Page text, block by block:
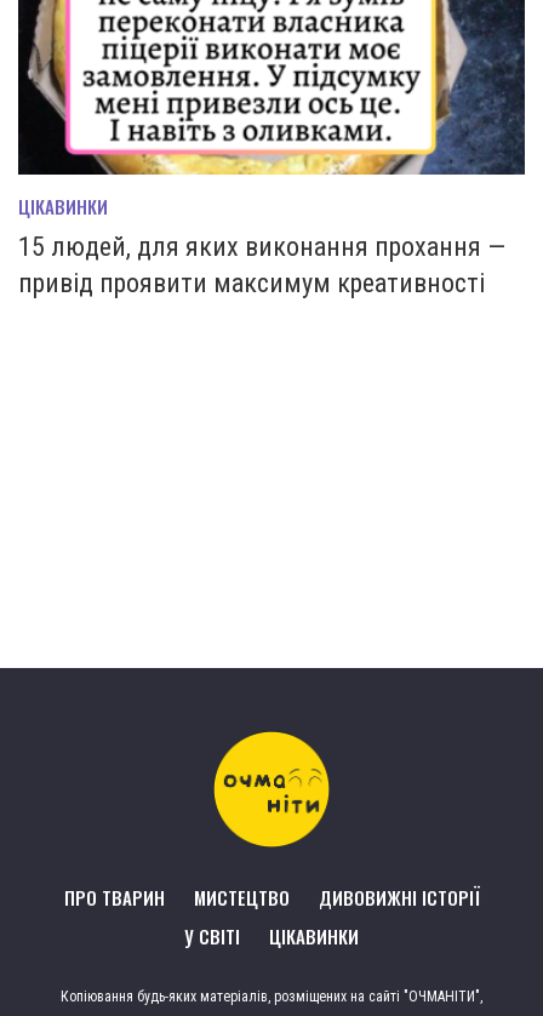
ЦІКАВИНКИ
15 людей, для яких виконання прохання —
привід проявити максимум креативності
ПРО ТВАРИН МИСТЕЦТВО
ДИВОВИЖНІ ІСТОРІЇ
У СВІТІ
ЦІКАВИНКИ
Копіювання будь-яких матеріалів, розміщених на сайті "ОЧМАНІТИ",